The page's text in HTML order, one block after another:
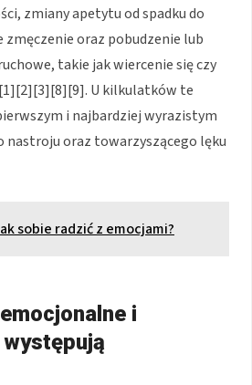
zmiany apetytu od spadku do
zmęczenie oraz pobudzenie lub
takie jak wiercenie się czy
U kilkulatków te
i najbardziej wyrazistym
nastroju oraz towarzyszącego lęku
sobie radzić z emocjami?
emocjonalne i
występują